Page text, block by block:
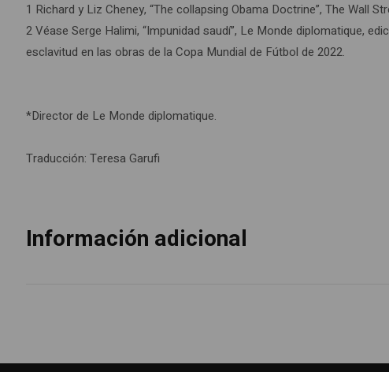
1 Richard y Liz Cheney, “The collapsing Obama Doctrine”, The Wall
2 Véase Serge Halimi, “Impunidad saudí”, Le Monde diplomatique,
esclavitud en las obras de la Copa Mundial de Fútbol de 2022.
*Director de Le Monde diplomatique.
Traducción: Teresa Garufi
Información adicional